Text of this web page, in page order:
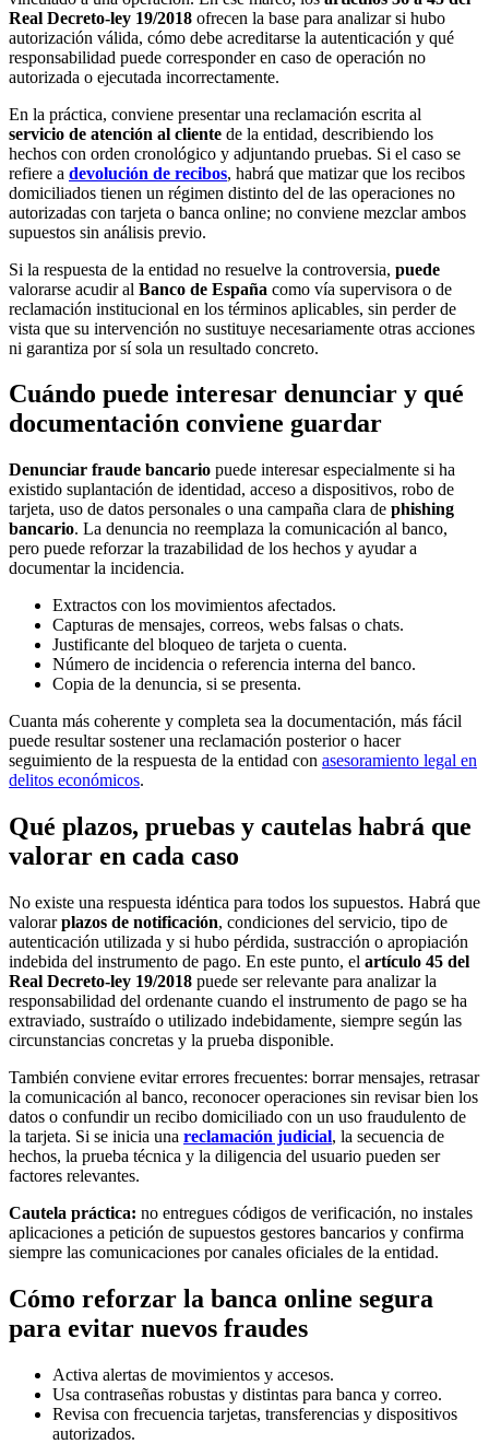
Real Decreto-ley 19/2018 ofrecen la base para analizar si hubo
autorización válida, cómo debe acreditarse la autenticación y qué
responsabilidad puede corresponder en caso de operación no
autorizada o ejecutada incorrectamente.
En la práctica, conviene presentar una reclamación escrita al
servicio de atención al cliente de la entidad, describiendo los
hechos con orden cronológico y adjuntando pruebas. Si el caso se
refiere a devolución de recibos, habrá que matizar que los recibos
domiciliados tienen un régimen distinto del de las operaciones no
autorizadas con tarjeta o banca online; no conviene mezclar ambos
supuestos sin análisis previo.
Si la respuesta de la entidad no resuelve la controversia, puede
valorarse acudir al Banco de España como vía supervisora o de
reclamación institucional en los términos aplicables, sin perder de
vista que su intervención no sustituye necesariamente otras acciones
ni garantiza por sí sola un resultado concreto.
Cuándo puede interesar denunciar y qué
documentación conviene guardar
Denunciar fraude bancario puede interesar especialmente si ha
existido suplantación de identidad, acceso a dispositivos, robo de
tarjeta, uso de datos personales o una campaña clara de phishing
bancario. La denuncia no reemplaza la comunicación al banco,
pero puede reforzar la trazabilidad de los hechos y ayudar a
documentar la incidencia.
Extractos con los movimientos afectados.
Capturas de mensajes, correos, webs falsas o chats.
Justificante del bloqueo de tarjeta o cuenta.
Número de incidencia o referencia interna del banco.
Copia de la denuncia, si se presenta.
Cuanta más coherente y completa sea la documentación, más fácil
puede resultar sostener una reclamación posterior o hacer
seguimiento de la respuesta de la entidad con asesoramiento legal en
delitos económicos.
Qué plazos, pruebas y cautelas habrá que
valorar en cada caso
No existe una respuesta idéntica para todos los supuestos. Habrá que
valorarplazos de notificación, condiciones del servicio, tipo de
autenticación utilizada y si hubo pérdida, sustracción o apropiación
indebida del instrumento de pago. En este punto, el artículo 45 del
Real Decreto-ley 19/2018 puede ser relevante para analizar la
responsabilidad del ordenante cuando el instrumento de pago se ha
extraviado, sustraído o utilizado indebidamente, siempre según las
circunstancias concretas y la prueba disponible.
También conviene evitar errores frecuentes: borrar mensajes, retrasar
la comunicación al banco, reconocer operaciones sin revisar bien los
datos o confundir un recibo domiciliado con un uso fraudulento de
la tarjeta. Si se inicia una reclamación judicial, la secuencia de
hechos, la prueba técnica y la diligencia del usuario pueden ser
factores relevantes.
Cautela práctica: no entregues códigos de verificación, no instales
aplicaciones a petición de supuestos gestores bancarios y confirma
siempre las comunicaciones por canales oficiales de la entidad.
Cómo reforzar la banca online segura
para evitar nuevos fraudes
Activa alertas de movimientos y accesos.
Usa contraseñas robustas y distintas para banca y correo.
Revisa con frecuencia tarjetas, transferencias y dispositivos
autorizados.